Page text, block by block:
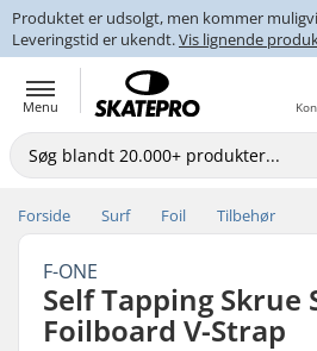
Produktet er udsolgt, men kommer
Leveringstid er ukendt.Vis lignende
Menu
Forside Surf Foil Tilbehør
F-ONE
Self Tapping Skrue
Foilboard V-Strap